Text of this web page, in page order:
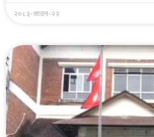
२०८३-साउन-२२